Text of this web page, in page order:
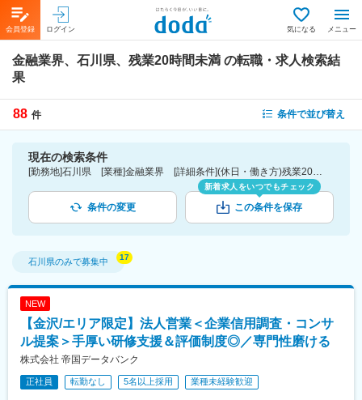
会員登録 ログイン 気になる メニュー
金融業界、石川県、残業20時間未満 の転職・求人検索結
果
88 件 条件で並び替え
現在の検索条件
[勤務地]石川県 [業種]金融業界 [詳細条件](休日・働き方)残業20時間未満
条件の変更
新着求人をいつでもチェック
この条件を保存
石川県のみで募集中
NEW
【金沢/エリア限定】法人営業＜企業信用調査・コンサ
ル提案＞手厚い研修支援＆評価制度◎／専門性磨ける
株式会社 帝国データバンク
正社員 転勤なし 5名以上採用 業種未経験歓迎